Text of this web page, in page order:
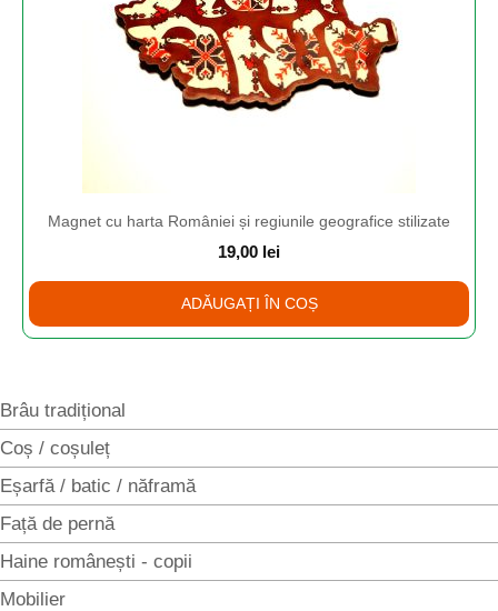
Magnet cu harta României și regiunile geografice stilizate
19,00 lei
ADĂUGAȚI ÎN COȘ
Brâu tradițional
Coș / coșuleț
Eșarfă / batic / năframă
Față de pernă
Haine românești - copii
Mobilier